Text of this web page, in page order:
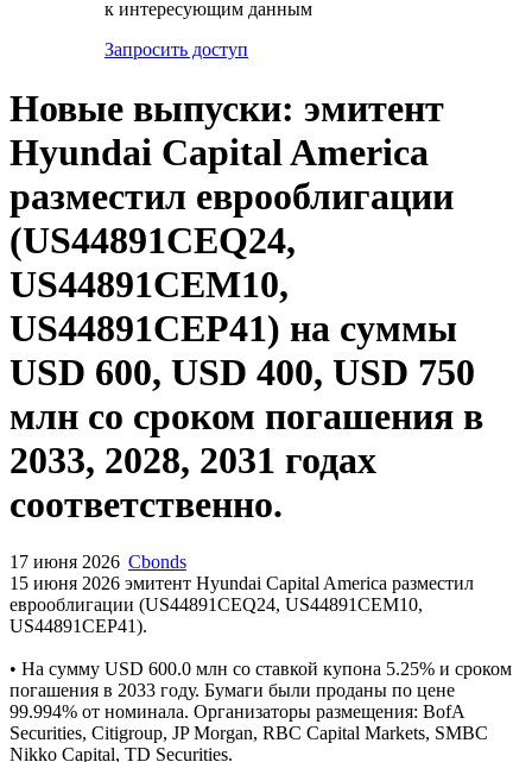
Запросить доступ
Новые выпуски: эмитент
Hyundai Capital America
разместил еврооблигации
(US44891CEQ24,
US44891CEM10,
US44891CEP41) на суммы
USD 600, USD 400, USD 750
млн со сроком погашения в
соответственно.
15 июня 2026 эмитент Hyundai Capital America разместил
еврооблигации (US44891CEQ24, US44891CEM10,
US44891CEP41).
• На сумму USD 600.0 млн cо ставкой купона 5.25% и сроком